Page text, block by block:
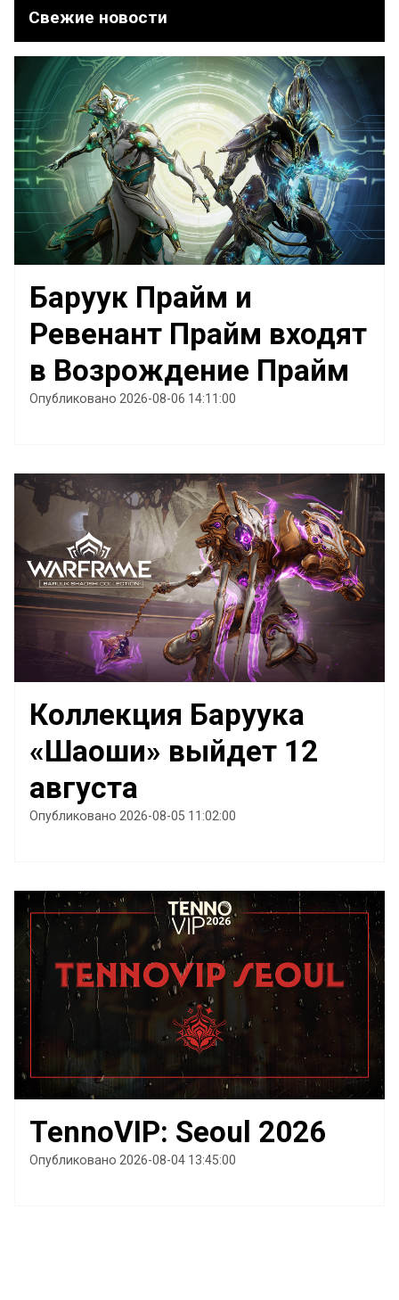
Свежие новости
Баруук Прайм и
Ревенант Прайм входят
в Возрождение Прайм
Опубликовано 2026-08-06 14:11:00
Коллекция Баруука
«Шаоши» выйдет 12
августа
Опубликовано 2026-08-05 11:02:00
TennoVIP: Seoul 2026
Опубликовано 2026-08-04 13:45:00